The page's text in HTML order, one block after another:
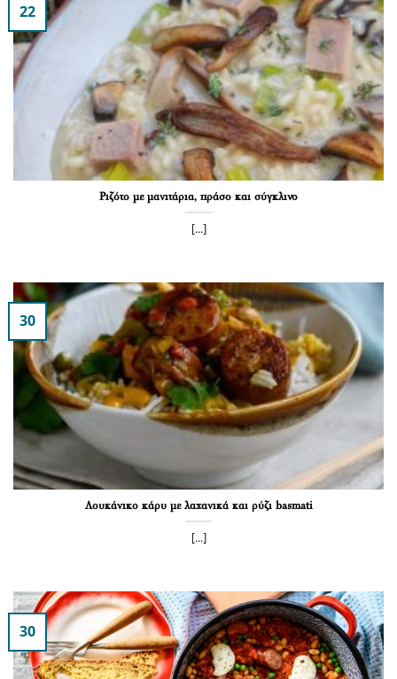
Ριζότο με μανιτάρια, πράσο και σύγκλινο
[...]
22
Λουκάνικο κάρυ με λαχανικά και ρύζι basmati
[...]
30
30